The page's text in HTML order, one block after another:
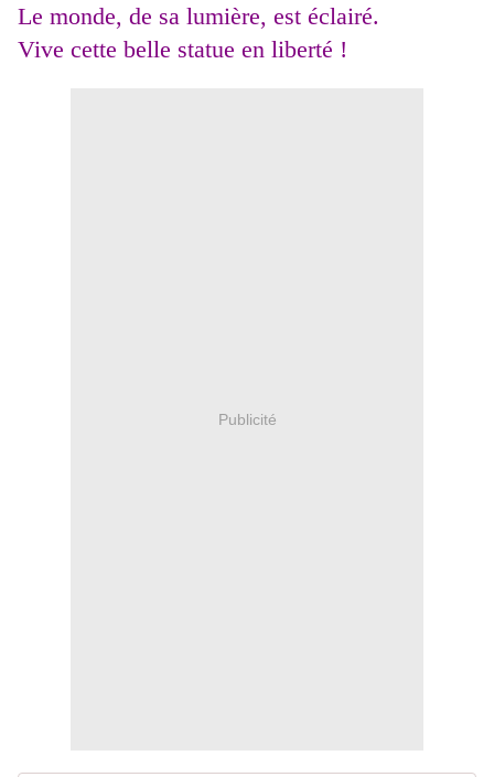
Le monde, de sa lumière, est éclairé.
Vive cette belle statue en liberté !
Publicité